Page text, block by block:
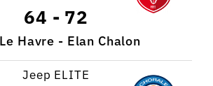
64 - 72
Havre - Elan Chalon
Jeep ELITE